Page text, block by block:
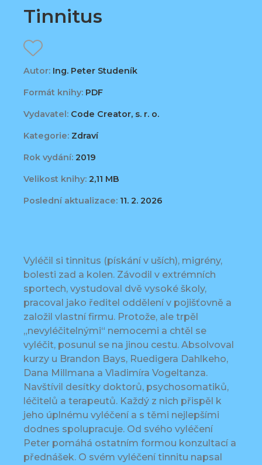
Tinnitus
Autor: Ing. Peter Studeník
Formát knihy: PDF
Vydavatel: Code Creator, s. r. o.
Kategorie: Zdraví
Rok vydání: 2019
Velikost knihy: 2,11 MB
Poslední aktualizace: 11. 2. 2026
Vyléčil si tinnitus (pískání v uších), migrény,
bolesti zad a kolen. Závodil v extrémních
sportech, vystudoval dvě vysoké školy,
pracoval jako ředitel oddělení v pojišťovně a
založil vlastní firmu. Protože, ale trpěl
„nevyléčitelnými“ nemocemi a chtěl se
vyléčit, posunul se na jinou cestu. Absolvoval
kurzy u Brandon Bays, Ruedigera Dahlkeho,
Dana Millmana a Vladimíra Vogeltanza.
Navštívil desítky doktorů, psychosomatiků,
léčitelů a terapeutů. Každý z nich přispěl k
jeho úplnému vyléčení a s těmi nejlepšími
dodnes spolupracuje. Od svého vyléčení
Peter pomáhá ostatním formou konzultací a
přednášek. O svém vyléčení tinnitu napsal